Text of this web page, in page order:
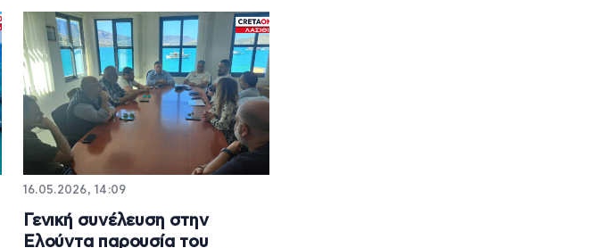
16.05.2026, 14:09
Γενική συνέλευση στην
Ελούντα παρουσία του